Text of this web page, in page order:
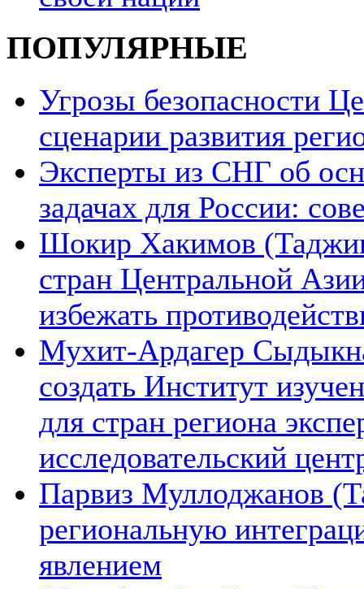
ПОПУЛЯРНЫЕ
Угрозы безопасности
сценарии развития
Эксперты из СНГ об
задачах для России:
Шокир Хакимов
стран Центральной
избежать
Мухит-Ардагер
создать Институт
для стран региона
исследовательский
Парвиз Муллоджанов
региональную
явлением